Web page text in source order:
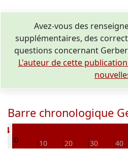
Avez-vous des
supplémentaires, des
questions concernant
L'auteur de cette
Barre chronologique
0 10 20 30 40